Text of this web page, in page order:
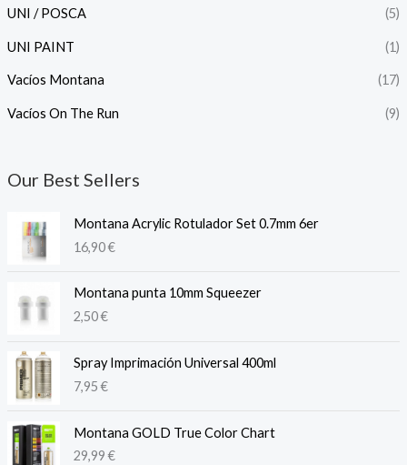
UNI / POSCA (5)
UNI PAINT (1)
Vacíos Montana (17)
Vacíos On The Run (9)
Our Best Sellers
Montana Acrylic Rotulador Set 0.7mm 6er
16,90€
Montana punta 10mm Squeezer
2,50€
Spray Imprimación Universal 400ml
7,95€
Montana GOLD True Color Chart
29,99€